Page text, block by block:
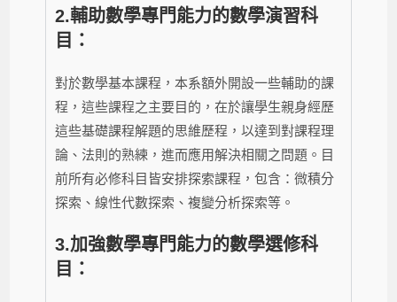
2.輔助數學專門能力的數學演習科
目：
對於數學基本課程，本系額外開設一些輔助的課
程，這些課程之主要目的，在於讓學生親身經歷
這些基礎課程解題的思維歷程，以達到對課程理
論、法則的熟練，進而應用解決相關之問題。目
前所有必修科目皆安排探索課程，包含：微積分
探索、線性代數探索、複變分析探索等。
3.加強數學專門能力的數學選修科
目：